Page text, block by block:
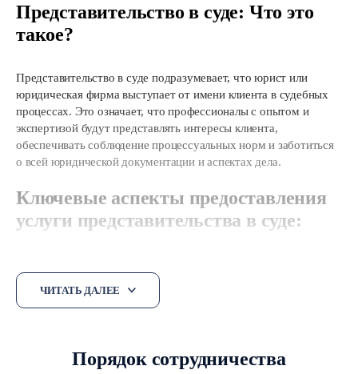
Представительство в суде: Что это
такое?
Представительство в суде подразумевает, что юрист или
юридическая фирма выступает от имени клиента в судебных
процессах. Это означает, что профессионалы с опытом и
экспертизой будут представлять интересы клиента,
обеспечивать соблюдение процессуальных норм и заботиться
о всей юридической документации и аспектах дела.
Ключевые аспекты предоставления
услуги представительства в суде:
Профессиональные юристы внимательно изучают каждый
ЧИТАТЬ ДАЛЕЕ
Порядок сотрудничества